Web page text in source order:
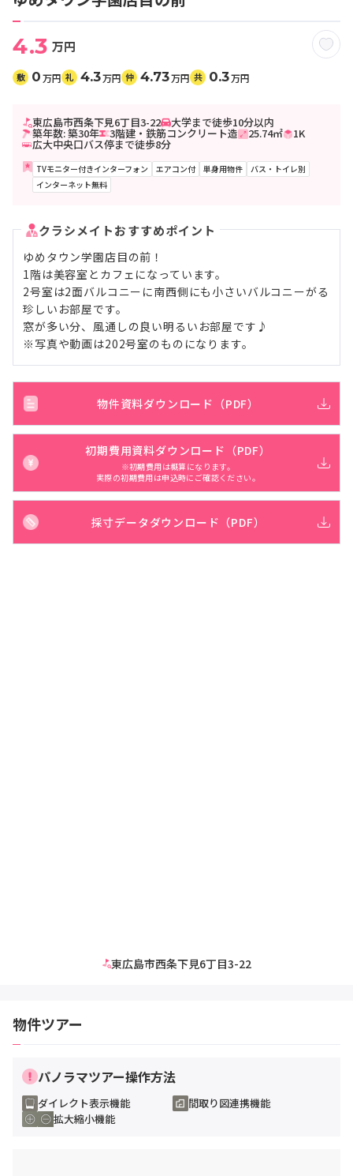
4.3 万円
敷 0万円 礼 4.3万円 仲 4.73万円 共 0.3万円
東広島市西条下見6丁目3-22 大学まで徒歩10分以内
築年数: 築30年 3階建・鉄筋コンクリート造 25.74㎡ 1K
広大中央口バス停まで徒歩8分
TVモニター付きインターフォン エアコン付 単身用物件
バス・トイレ別
インターネット無料
クラシメイトおすすめポイント
ゆめタウン学園店目の前！
1階は美容室とカフェになっています。
2号室は2面バルコニーに南西側にも小さいバルコニーがる
珍しいお部屋です。
窓が多い分、風通しの良い明るいお部屋です♪
※写真や動画は202号室のものになります。
物件資料ダウンロード（PDF）
初期費用資料ダウンロード（PDF）
※初期費用は概算になります。
実際の初期費用は申込時にご確認ください。
採寸データダウンロード（PDF）
東広島市西条下見6丁目3-22
物件ツアー
パノラマツアー操作方法
ダイレクト表示機能
間取り図連携機能
拡大縮小機能